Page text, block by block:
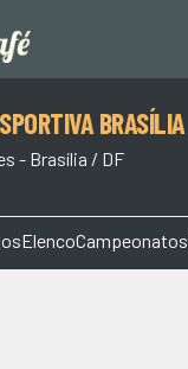
BRASÍLIA
- Brasília / DF
ElencoCampeonatos